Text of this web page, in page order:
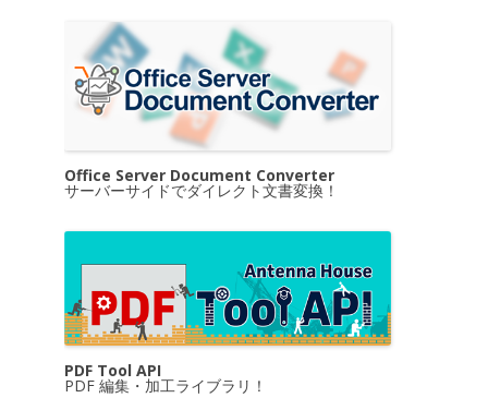
Office Server Document Converter
サーバーサイドでダイレクト文書変換！
PDF Tool API
PDF 編集・加工ライブラリ！